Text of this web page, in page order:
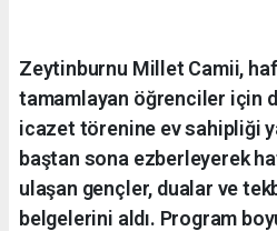
Zeytinburnu Millet Camii,
tamamlayan öğrenciler için
icazet törenine ev sahipliği
baştan sona ezberleyerek
ulaşan gençler, dualar ve
belgelerini aldı. Program